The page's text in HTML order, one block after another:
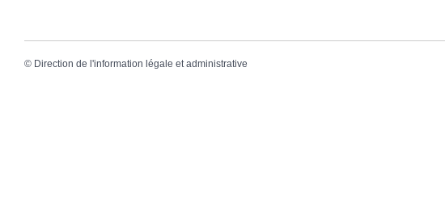
© Direction de l'information légale et administrative